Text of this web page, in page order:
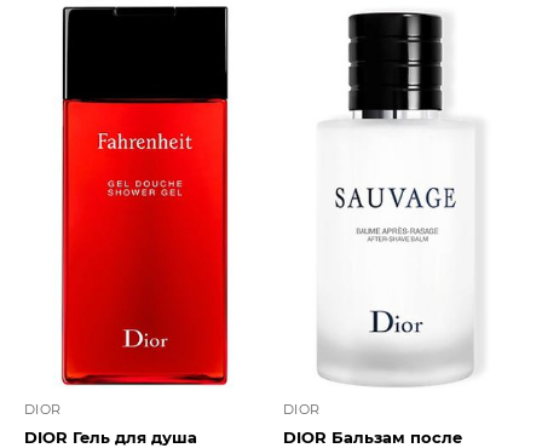
DIOR
DIOR Гель для душа
DIOR
DIOR Бальзам после